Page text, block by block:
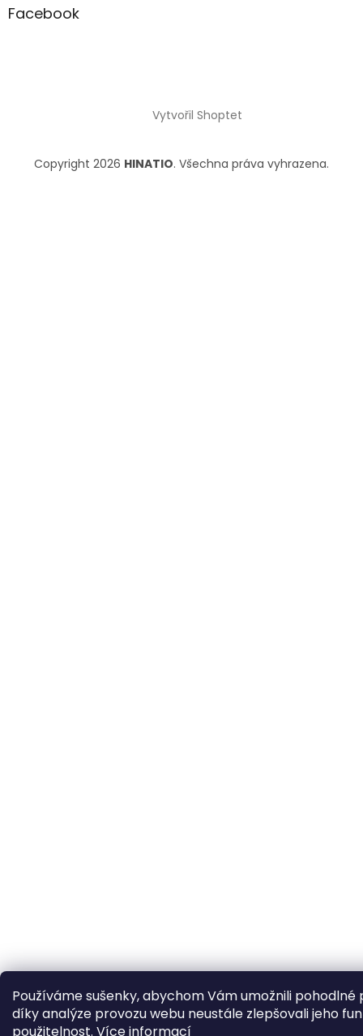
Používáme sušenky, abychom Vám umožnili
díky analýze provozu webu neustále zlepšovali jeho
použitelnost. Více informací
Facebook
Vytvořil Shoptet
Copyright 2026 HINATIO. Všechna práva vyhrazena.